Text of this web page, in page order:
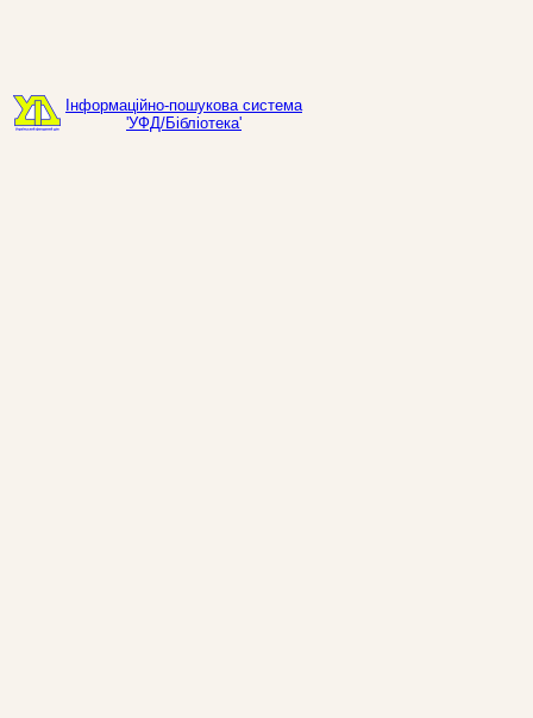
Інформаційно-пошукова система
'УФД/Бібліотека'